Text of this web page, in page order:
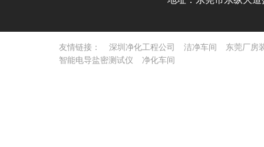
友情链接： 深圳净化工程公司 洁净车间
东莞厂房
智能电导盐密测试仪
净化车间